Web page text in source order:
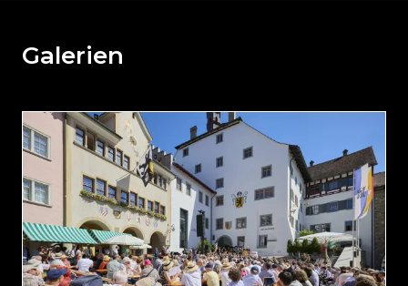
weiteren
Inhalt
und
direkt
zum
Seitenende
springen?
Galerien